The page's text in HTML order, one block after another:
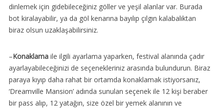
dinlemek için gidebileceğiniz göller ve yeşil alanlar var. Burada
bot kiralayabilir, ya da göl kenarına bayılıp çılgın kalabalıktan
biraz olsun uzaklaşabilirsiniz.
–Konaklamaile ilgili ayarlama yaparken, festival alanında çadır
ayarlayabileceğinizi de seçenekleriniz arasında bulundurun. Biraz
paraya kıyıp daha rahat bir ortamda konaklamak istiyorsanız,
‘Dreamville Mansion’ adında sunulan seçenek ile 12 kişi beraber
bir pass alıp, 12 yatağın, size özel bir yemek alanının ve